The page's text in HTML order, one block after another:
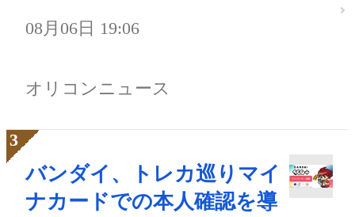
08月06日 19:06
オリコンニュース
バンダイ、トレカ巡りマイ
ナカードでの本人確認を導